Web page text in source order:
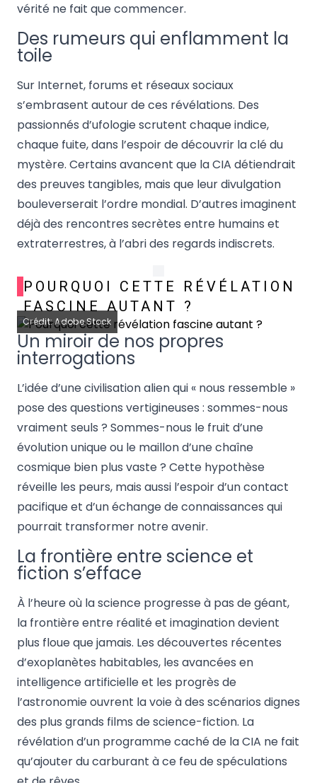
vérité ne fait que commencer.
Des rumeurs qui enflamment la
toile
Sur Internet, forums et réseaux sociaux
s’embrasent autour de ces révélations. Des
passionnés d’ufologie scrutent chaque indice,
chaque fuite, dans l’espoir de découvrir la clé du
mystère. Certains avancent que la CIA détiendrait
des preuves tangibles, mais que leur divulgation
bouleverserait l’ordre mondial. D’autres imaginent
déjà des rencontres secrètes entre humains et
extraterrestres, à l’abri des regards indiscrets.
POURQUOI CETTE RÉVÉLATION
FASCINE AUTANT ?
Crédit: Adobe Stock
Un miroir de nos propres
interrogations
L’idée d’une civilisation alien qui « nous ressemble »
pose des questions vertigineuses : sommes-nous
vraiment seuls ? Sommes-nous le fruit d’une
évolution unique ou le maillon d’une chaîne
cosmique bien plus vaste ? Cette hypothèse
réveille les peurs, mais aussi l’espoir d’un contact
pacifique et d’un échange de connaissances qui
pourrait transformer notre avenir.
La frontière entre science et
fiction s’efface
À l’heure où la science progresse à pas de géant,
la frontière entre réalité et imagination devient
plus floue que jamais. Les découvertes récentes
d’exoplanètes habitables, les avancées en
intelligence artificielle et les progrès de
l’astronomie ouvrent la voie à des scénarios dignes
des plus grands films de science-fiction. La
révélation d’un programme caché de la CIA ne fait
qu’ajouter du carburant à ce feu de spéculations